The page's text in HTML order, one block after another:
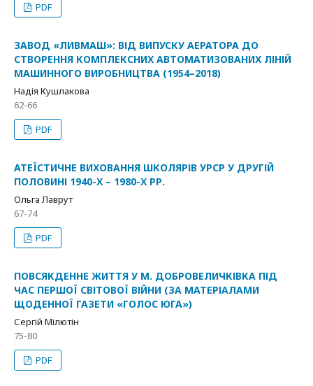
PDF
ЗАВОД «ЛИВМАШ»: ВІД ВИПУСКУ АЕРАТОРА ДО
СТВОРЕННЯ КОМПЛЕКСНИХ АВТОМАТИЗОВАНИХ ЛІНІЙ
МАШИННОГО ВИРОБНИЦТВА (1954–2018)
Надія Кушлакова
62-66
PDF
АТЕЇСТИЧНЕ ВИХОВАННЯ ШКОЛЯРІВ УРСР У ДРУГІЙ
ПОЛОВИНІ 1940-Х – 1980-Х РР.
Ольга Лаврут
67-74
PDF
ПОВСЯКДЕННЕ ЖИТТЯ У М. ДОБРОВЕЛИЧКІВКА ПІД
ЧАС ПЕРШОЇ СВІТОВОЇ ВІЙНИ (ЗА МАТЕРІАЛАМИ
ЩОДЕННОЇ ГАЗЕТИ «ГОЛОС ЮГА»)
Сергій Мілютін
75-80
PDF